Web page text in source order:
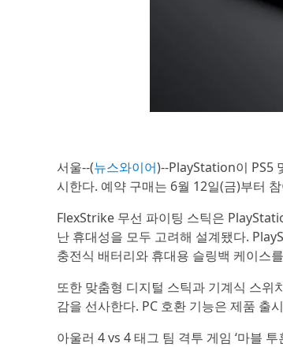
서울--(뉴스와이어)--PlayStation이 PS5
시한다. 예약 구매는 6월 12일(금)부터
FlexStrike 무선 파이팅 스틱은
난 휴대성을 모두 고려해 설계됐다.
충전식 배터리와 휴대용 슬링백 케이스
또한 맞춤형 디지털 스틱과 기계식 스위
감을 선사한다. PC 호환 기능은 제품 출
아울러 4 vs 4 태그 팀 격투 게임 ‘마블